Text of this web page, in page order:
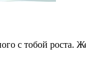
с тобой роста.